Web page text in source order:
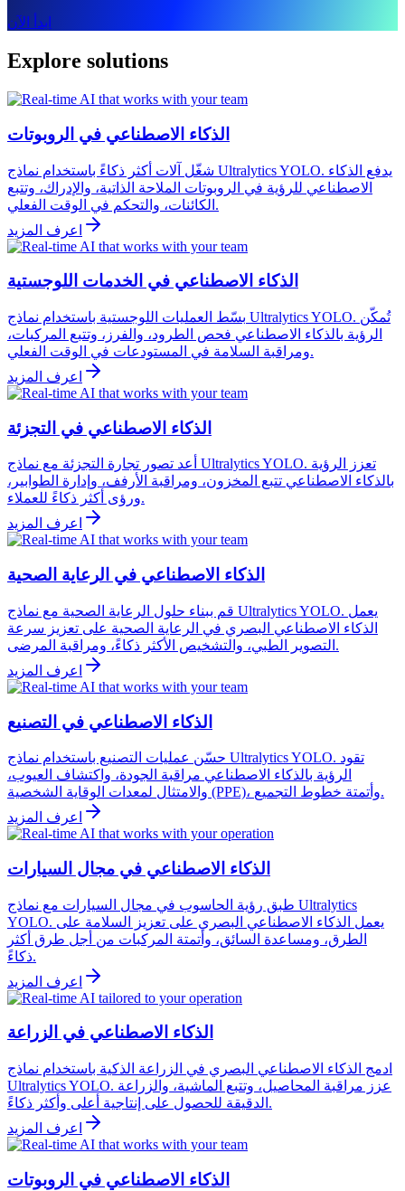
ابدأ الآن
Explore solutions
الذكاء الاصطناعي في الروبوتات
شغّل آلات أكثر ذكاءً باستخدام نماذج Ultralytics YOLO. يدفع الذكاء
الاصطناعي للرؤية في الروبوتات الملاحة الذاتية، والإدراك، وتتبع
الكائنات، والتحكم في الوقت الفعلي.
اعرف المزيد
الذكاء الاصطناعي في الخدمات اللوجستية
بسّط العمليات اللوجستية باستخدام نماذج Ultralytics YOLO. تُمكّن
الرؤية بالذكاء الاصطناعي فحص الطرود، والفرز، وتتبع المركبات،
ومراقبة السلامة في المستودعات في الوقت الفعلي.
اعرف المزيد
الذكاء الاصطناعي في التجزئة
أعد تصور تجارة التجزئة مع نماذج Ultralytics YOLO. تعزز الرؤية
بالذكاء الاصطناعي تتبع المخزون، ومراقبة الأرفف، وإدارة الطوابير،
ورؤى أكثر ذكاءً للعملاء.
اعرف المزيد
الذكاء الاصطناعي في الرعاية الصحية
قم ببناء حلول الرعاية الصحية مع نماذج Ultralytics YOLO. يعمل
الذكاء الاصطناعي البصري في الرعاية الصحية على تعزيز سرعة
التصوير الطبي، والتشخيص الأكثر ذكاءً، ومراقبة المرضى.
اعرف المزيد
الذكاء الاصطناعي في التصنيع
حسّن عمليات التصنيع باستخدام نماذج Ultralytics YOLO. تقود
الرؤية بالذكاء الاصطناعي مراقبة الجودة، واكتشاف العيوب،
والامتثال لمعدات الوقاية الشخصية (PPE)، وأتمتة خطوط التجميع.
اعرف المزيد
الذكاء الاصطناعي في مجال السيارات
طبق رؤية الحاسوب في مجال السيارات مع نماذج Ultralytics
YOLO. يعمل الذكاء الاصطناعي البصري على تعزيز السلامة على
الطرق، ومساعدة السائق، وأتمتة المركبات من أجل طرق أكثر
ذكاءً.
اعرف المزيد
الذكاء الاصطناعي في الزراعة
ادمج الذكاء الاصطناعي البصري في الزراعة الذكية باستخدام نماذج
Ultralytics YOLO. عزز مراقبة المحاصيل، وتتبع الماشية، والزراعة
الدقيقة للحصول على إنتاجية أعلى وأكثر ذكاءً.
اعرف المزيد
الذكاء الاصطناعي في الروبوتات